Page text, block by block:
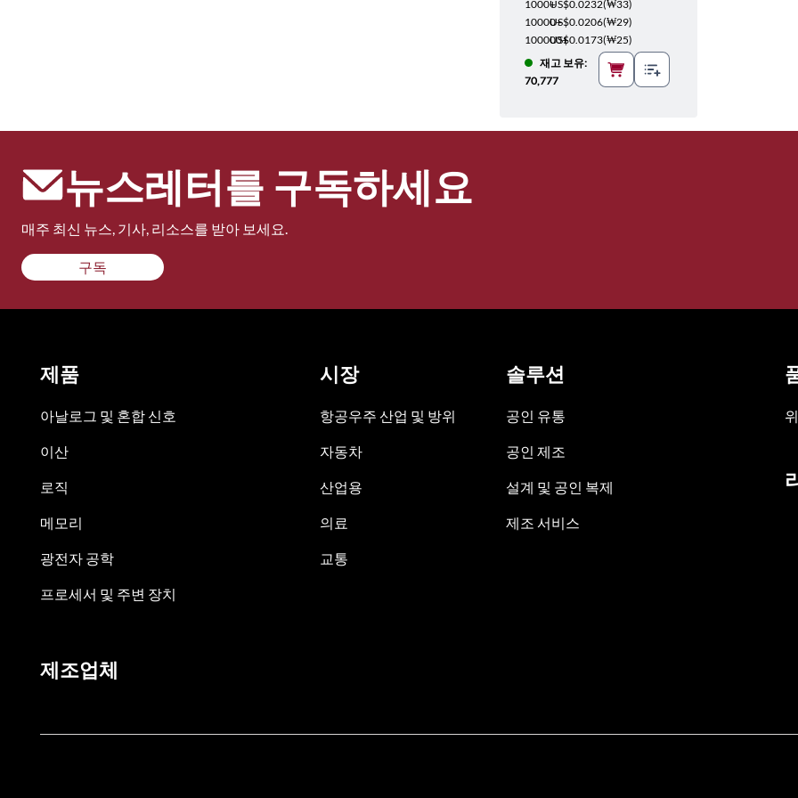
1000+US$0.0232(₩33)
10000+US$0.0206(₩29)
100000+US$0.0173(₩25)
재고 보유:
70,777
뉴스레터를 구독하세요
매주 최신 뉴스, 기사, 리소스를 받아 보세요.
구독
제품
아날로그 및 혼합 신호
이산
로직
메모리
광전자 공학
프로세서 및 주변 장치
시장
항공우주 산업 및 방위
자동차
산업용
의료
교통
솔루션
공인 유통
공인 제조
설계 및 공인 복제
제조 서비스
제조업체